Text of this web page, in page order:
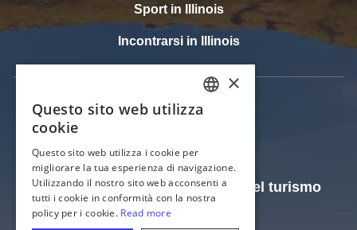
Sport in Illinois
Incontrarsi in Illinois
Il sito web ufficiale dell'Ufficio del turismo
dell'Illinois